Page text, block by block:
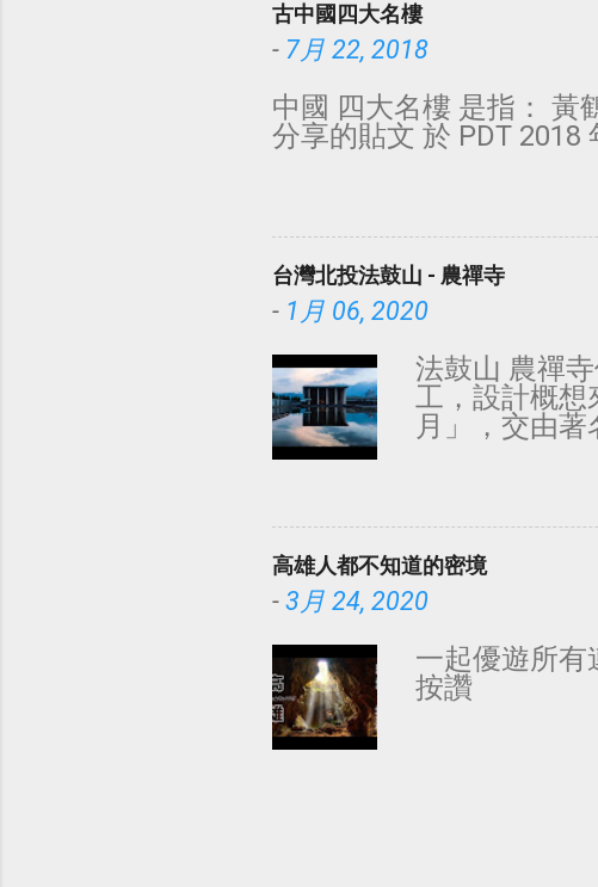
泊客 澎湖南
有，更多照片
古中國四大名樓
- 7月 22, 2018
中國 四大名樓 是指： 黃
分享的貼文 於 PDT 2018
台灣北投法鼓山 - 農禪寺
- 1月 06, 2020
法鼓山 農禪
工，設計概想
月」，交由
的極簡風格
開放時間：每
全寺不開放期
𓀥（
午 6:01 張貼
（
高雄人都不知道的密境
- 3月 24, 2020
一起優遊所
按讚